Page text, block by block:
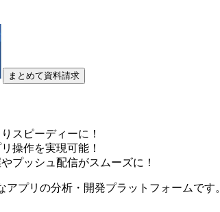
まとめて資料請求
スピーディーに！
操作を実現可能！
プッシュ配信がスムーズに！
アプリの分析・開発プラットフォームで